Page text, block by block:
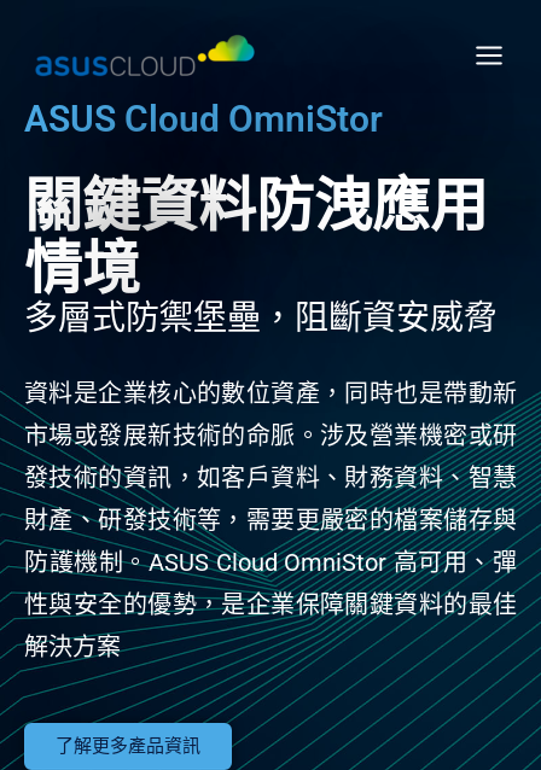
Menu
ASUS Cloud OmniStor
關鍵資料防洩應用
情境
多層式防禦堡壘，阻斷資安威脅
資料是企業核心的數位資產，同時也是帶動新
市場或發展新技術的命脈。涉及營業機密或研
發技術的資訊，如客戶資料、財務資料、智慧
財產、研發技術等，需要更嚴密的檔案儲存與
防護機制。ASUS Cloud OmniStor 高可用、彈
性與安全的優勢，是企業保障關鍵資料的最佳
解決方案
了解更多產品資訊